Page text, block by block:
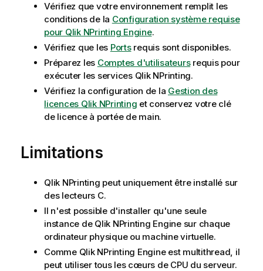
Vérifiez que votre environnement remplit les
conditions de la Configuration système requise
pour Qlik NPrinting Engine.
Vérifiez que les Portsrequis sont disponibles.
Préparez les Comptes d'utilisateursrequis pour
exécuter les services Qlik NPrinting.
Vérifiez la configuration de la Gestion des
licences Qlik NPrinting et conservez votre clé
de licence à portée de main.
Limitations
Qlik NPrinting peut uniquement être installé sur
des lecteurs C.
Il n'est possible d'installer qu'une seule
instance de Qlik NPrinting Enginesur chaque
ordinateur physique ou machine virtuelle.
Comme Qlik NPrinting Engineest multithread, il
peut utiliser tous les cœurs de CPU du serveur.